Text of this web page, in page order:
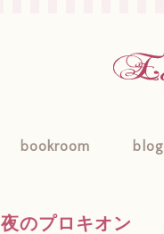
bookroom blog
夜のプロキオン